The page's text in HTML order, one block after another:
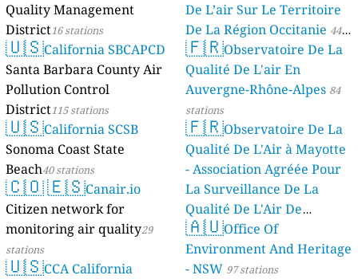
Quality Management
District16 stations
🇺🇸California SBCAPCD
Santa Barbara County Air
Pollution Control
District115 stations
🇺🇸California SCSB
Sonoma Coast State
Beach40 stations
🇨🇴🇪🇸Canair.io
Citizen network for
monitoring air quality29
stations
🇺🇸CCA California
De L’air Sur Le Territoire
De La Région Occitanie 44
stations
🇫🇷Observatoire De La
Qualité De L'air En
Auvergne-Rhône-Alpes 84
stations
🇫🇷Observatoire De La
Qualité De L'Air à Mayotte
- Association Agréée Pour
La Surveillance De La
Qualité De L'Air De
Mayotte 4 stations
🇦🇺Office Of
Environment And Heritage
- NSW 97 stations